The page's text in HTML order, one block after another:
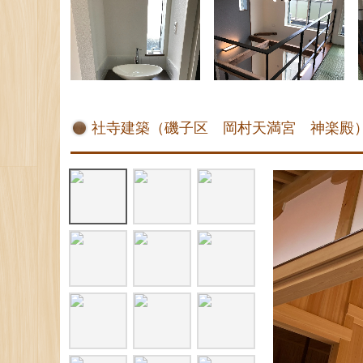
社寺建築（磯子区 岡村天満宮 神楽殿